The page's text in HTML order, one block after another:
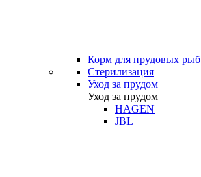
Корм для прудовых рыб
Стерилизация
Уход за прудом
Уход за прудом
HAGEN
JBL